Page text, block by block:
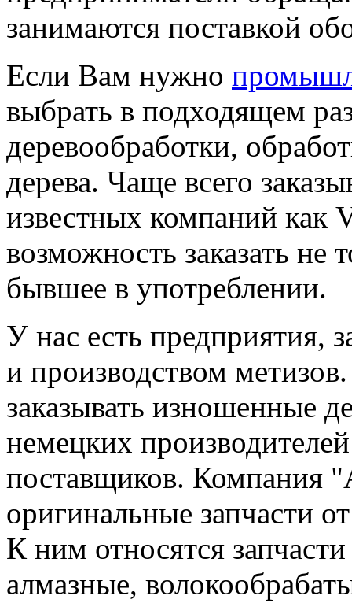
занимаются поставкой
Если Вам нужно
выбрать в подходящем
деревообработки,
дерева. Чаще всего
известных компаний как
возможность заказать не
бывшее в употреблении.
У нас есть предприятия,
и производством
заказывать изношенные
немецких
поставщиков. Компания
оригинальные запчасти
К ним относятся
алмазные,